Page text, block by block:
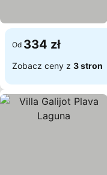
Od 334 zł
Zobacz ceny z 3 stron